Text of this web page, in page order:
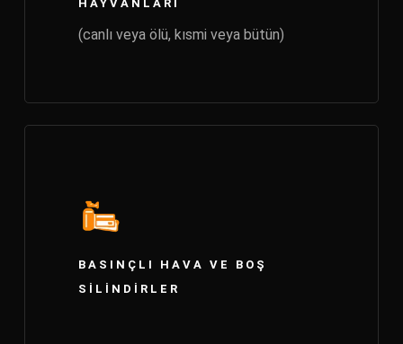
HAYVANLARI
(canlı veya ölü, kısmi veya bütün)
BASINÇLI HAVA VE BOŞ
SILINDIRLER